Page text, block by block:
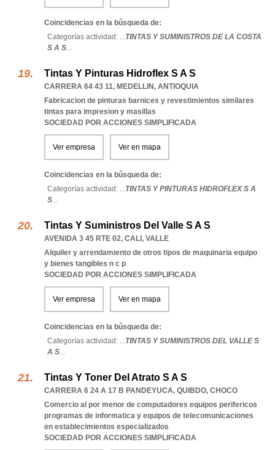
Coincidencias en la búsqueda de:
Categorías actividad: ...TINTAS Y SUMINISTROS DE LA COSTA
S A S...
Tintas Y Pinturas Hidroflex S A S
CARRERA 64 43 11, MEDELLIN, ANTIOQUIA
Fabricacion de pinturas barnices y revestimientos similares
tintas para impresion y masillas
SOCIEDAD POR ACCIONES SIMPLIFICADA
Ver empresa Ver en mapa
Coincidencias en la búsqueda de:
Categorías actividad: ...TINTAS Y PINTURAS HIDROFLEX S A
S...
Tintas Y Suministros Del Valle S A S
AVENIDA 3 45 RTE 02, CALI , VALLE
Alquiler y arrendamiento de otros tipos de maquinaria equipo
y bienes tangibles n c p
SOCIEDAD POR ACCIONES SIMPLIFICADA
Ver empresa Ver en mapa
Coincidencias en la búsqueda de:
Categorías actividad: ...TINTAS Y SUMINISTROS DEL VALLE S
A S...
Tintas Y Toner Del Atrato S A S
CARRERA 6 24 A 17 B PANDEYUCA, QUIBDO, CHOCO
Comercio al por menor de computadores equipos perifericos
programas de informatica y equipos de telecomunicaciones
en establecimientos especializados
SOCIEDAD POR ACCIONES SIMPLIFICADA